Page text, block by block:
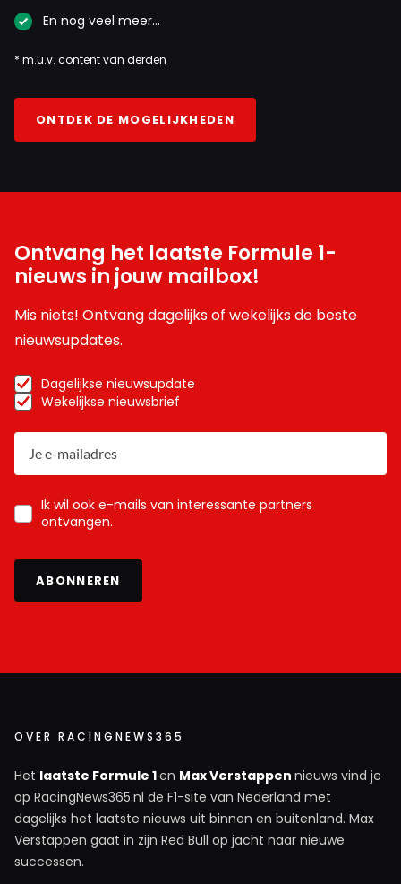
En nog veel meer…
* m.u.v. content van derden
ONTDEK DE MOGELIJKHEDEN
Ontvang het laatste Formule 1-
nieuws in jouw mailbox!
Mis niets! Ontvang dagelijks of wekelijks de beste
nieuwsupdates.
Dagelijkse nieuwsupdate
Wekelijkse nieuwsbrief
Ik wil ook e-mails van interessante partners
ontvangen.
ABONNEREN
OVER RACINGNEWS365
Het laatste Formule 1en Max Verstappen nieuws vind je
op RacingNews365.nl de F1-site van Nederland met
dagelijks het laatste nieuws uit binnen en buitenland. Max
Verstappen gaat in zijn Red Bull op jacht naar nieuwe
successen.